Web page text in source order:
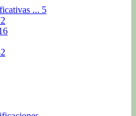
... 5